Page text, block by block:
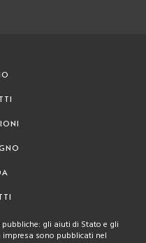
gli aiuti di Stato e gli
sono pubblicati nel